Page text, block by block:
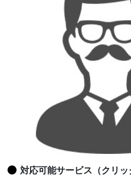
対応可能サービス（クリッ